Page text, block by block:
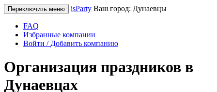
Переключить меню isParty Ваш город: Дунаевцы
FAQ
Избранные компании
Войти / Добавить компанию
Организация праздников в
Дунаевцах